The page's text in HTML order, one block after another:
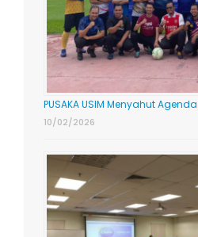
PUSAKA USIM Menyahut
10/02/2026